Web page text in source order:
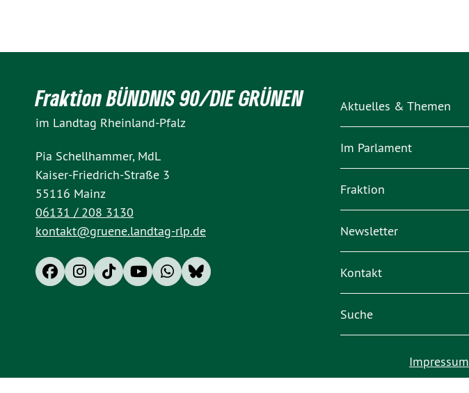
Fraktion BÜNDNIS 90/DIE GRÜNEN
im Landtag Rheinland-Pfalz
Pia Schellhammer, MdL
Kaiser-Friedrich-Straße 3
55116 Mainz
06131 / 208 3130
kontakt@gruene.landtag-rlp.de
Aktuelles & Themen
Im Parlament
Fraktion
Newsletter
Kontakt
Suche
Impressum